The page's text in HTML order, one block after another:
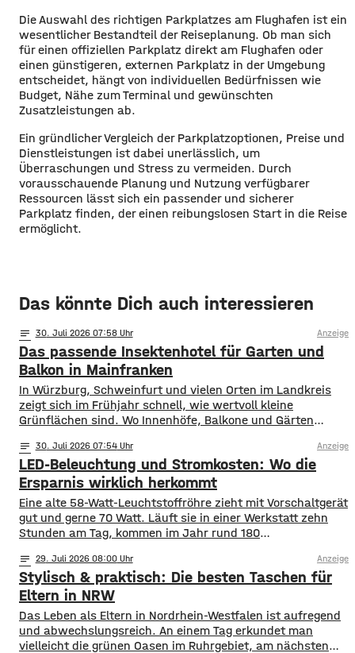
Die Auswahl des richtigen Parkplatzes am Flughafen ist ein
wesentlicher Bestandteil der Reiseplanung. Ob man sich
für einen offiziellen Parkplatz direkt am Flughafen oder
einen günstigeren, externen Parkplatz in der Umgebung
entscheidet, hängt von individuellen Bedürfnissen wie
Budget, Nähe zum Terminal und gewünschten
Zusatzleistungen ab.
Ein gründlicher Vergleich der Parkplatzoptionen, Preise und
Dienstleistungen ist dabei unerlässlich, um
Überraschungen und Stress zu vermeiden. Durch
vorausschauende Planung und Nutzung verfügbarer
Ressourcen lässt sich ein passender und sicherer
Parkplatz finden, der einen reibungslosen Start in die Reise
ermöglicht.
Das könnte Dich auch interessieren
notes 30. Juli 2026 07:58 Anzeige
Das passende Insektenhotel für Garten und
Balkon in Mainfranken
In Würzburg, Schweinfurt und vielen Orten im Landkreis
zeigt sich im Frühjahr schnell, wie wertvoll kleine
Grünflächen sind. Wo Innenhöfe, Balkone und Gärten
viele Insektenarten unter Druck: Versiegelte Flächen, sehr
aufgeräumte Beete und weniger heimische Blühpflanzen
nehmen ihnen Nistplätze und Rückzugsräume. Ein
Insektenhotel in Mainfranken ist keine Wunderlösung, kann
notes 30. Juli 2026 07:54 Anzeige
LED-Beleuchtung und Stromkosten: Wo die
Ersparnis wirklich herkommt
Eine alte 58-Watt-Leuchtstoffröhre zieht mit Vorschaltgerät
gut und gerne 70 Watt. Läuft sie in einer Werkstatt zehn
Stunden am Tag, kommen im Jahr rund 180
Leuchten sind das über 7.000 Kilowattstunden – nur fürs
Licht. Die Rechnung ist einfacher als ihr Ruf Man braucht
dafür keine Software. Leistung in
notes 29. Juli 2026 08:00 Anzeige
Stylisch & praktisch: Die besten Taschen für
Eltern in NRW
Das Leben als Eltern in Nordrhein-Westfalen ist aufregend
und abwechslungsreich. An einem Tag erkundet man
vielleicht die grünen Oasen im Ruhrgebiet, am nächsten